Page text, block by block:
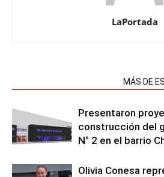
LaPortada
MÁS DE
Presentaron
construcción del
N° 2 en el barrio
Olivia Conesa